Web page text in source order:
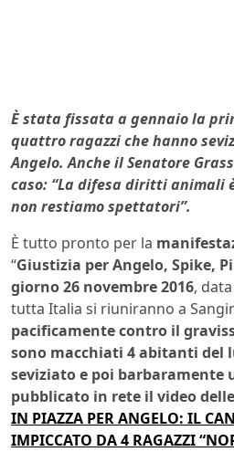
È stata fissata a gennaio la
quattro ragazzi che hanno
Angelo. Anche il Senatore
caso: “La difesa diritti animali
non restiamo spettatori”.
È tutto pronto per la
“Giustizia per Angelo, Spike,
giorno 26 novembre 2016,
tutta Italia si riuniranno a
pacificamente contro il
sono macchiati 4 abitanti del
seviziato e poi barbaramente
pubblicato in rete il video
IN PIAZZA PER ANGELO: IL
IMPICCATO DA 4 RAGAZZI